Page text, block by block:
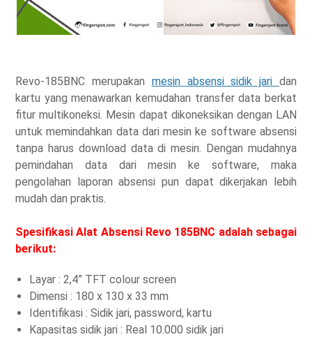
Revo-185BNC merupakan mesin absensi sidik jaridan
kartu yang menawarkan kemudahan transfer data berkat
fitur multikoneksi. Mesin dapat dikoneksikan dengan LAN
untuk memindahkan data dari mesin ke software absensi
tanpa harus download data di mesin. Dengan mudahnya
pemindahan data dari mesin ke software, maka
pengolahan laporan absensi pun dapat dikerjakan lebih
mudah dan praktis.
Spesifikasi Alat Absensi Revo 185BNC adalah sebagai
berikut:
Layar : 2,4” TFT colour screen
Dimensi : 180 x 130 x 33 mm
Identifikasi : Sidik jari, password, kartu
Kapasitas sidik jari : Real 10.000 sidik jari